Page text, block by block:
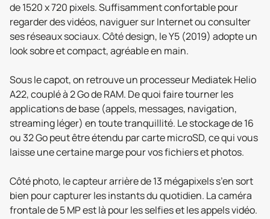
de 1520 x 720 pixels. Suffisamment confortable pour
regarder des vidéos, naviguer sur Internet ou consulter
ses réseaux sociaux. Côté design, le Y5 (2019) adopte un
look sobre et compact, agréable en main.
Sous le capot, on retrouve un processeur Mediatek Helio
A22, couplé à 2 Go de RAM. De quoi faire tourner les
applications de base (appels, messages, navigation,
streaming léger) en toute tranquillité. Le stockage de 16
ou 32 Go peut être étendu par carte microSD, ce qui vous
laisse une certaine marge pour vos fichiers et photos.
Côté photo, le capteur arrière de 13 mégapixels s’en sort
bien pour capturer les instants du quotidien. La caméra
frontale de 5 MP est là pour les selfies et les appels vidéo.